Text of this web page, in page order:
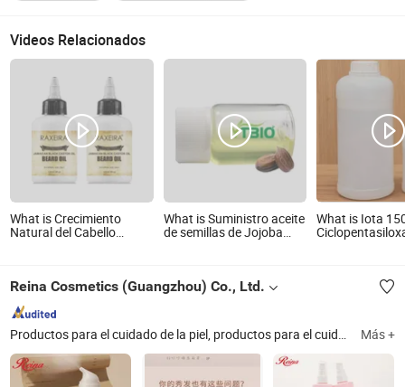
Videos Relacionados
What is Crecimiento
Natural del Cabello
Barba
What is Suministro aceite
de semillas de Jojoba
What is Iota
Cuidado Solar
Reina Cosmetics (Guangzhou) Co., Ltd.
Productos para el cuidado de la piel, productos para el cuidado del cabello, productos de cuidado personal, productos para el color y permanentes del cabello, productos para el protector solar, minoxidil, productos para el cuidado solar, productos para el cuidado del cuerpo, cuidado personal de venta libre, cuidado personal en aerosol Más +